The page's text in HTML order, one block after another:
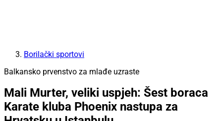
Borilački sportovi
Balkansko prvenstvo za mlađe uzraste
Mali Murter, veliki uspjeh: Šest boraca
Karate kluba Phoenix nastupa za